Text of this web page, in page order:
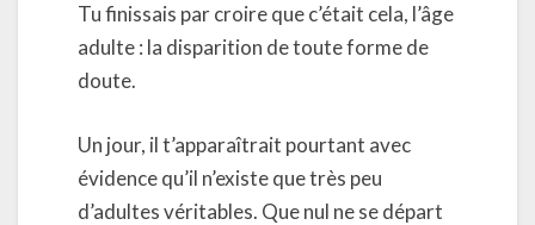
Tu finissais par croire que c’était cela, l’âge
adulte : la disparition de toute forme de
doute.
Un jour, il t’apparaîtrait pourtant avec
évidence qu’il n’existe que très peu
d’adultes véritables. Que nul ne se départ